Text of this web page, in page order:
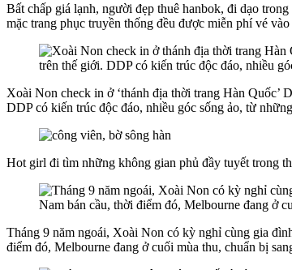
Bất chấp giá lạnh, người đẹp thuê hanbok, đi dạo
mặc trang phục truyền thống đều được miễn phí vé
Xoài Non check in ở ‘thánh địa thời trang Hàn Quốc’
DDP có kiến trúc độc đáo, nhiều góc sống ảo, từ
Hot girl đi tìm những không gian phủ đầy tuyết trong
Tháng 9 năm ngoái, Xoài Non có kỳ nghỉ cùng gia
điểm đó, Melbourne đang ở cuối mùa thu, chuẩn bị